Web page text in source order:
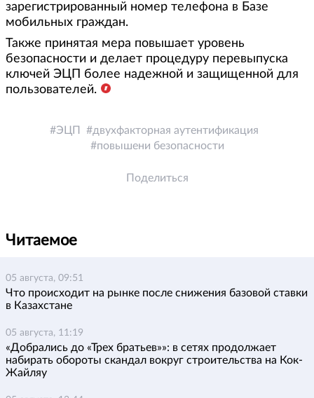
зарегистрированный номер телефона в Базе
мобильных граждан.
Также принятая мера повышает уровень
безопасности и делает процедуру перевыпуска
ключей ЭЦП более надежной и защищенной для
пользователей.
ЭЦП
двухфакторная аутентификация
повышени безопасности
Поделиться
Читаемое
05 августа, 09:51
Что происходит на рынке после снижения базовой ставки
в Казахстане
05 августа, 11:19
«Добрались до «Трех братьев»»: в сетях продолжает
набирать обороты скандал вокруг строительства на Кок-
Жайляу